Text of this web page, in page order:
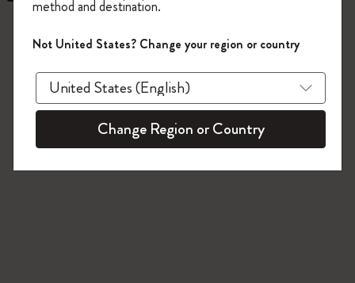
ール・アウトレット品は適用外。
Moleskineアカウントを作成して限定オフ
ァーや会員特典、さらに多くのインスピ
レーションを手に入れましょう。
今すぐ会員登録 !
method and destination.
Not United States? Change your region or country
Change Region or Country